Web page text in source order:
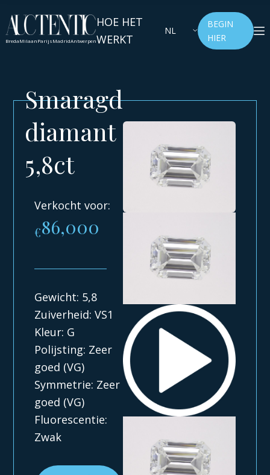
BredaMilaanParijsMadridAntwerpen
HOE HET
WERKT
NL
BEGIN
HIER
Smaragd
diamant
5,8ct
Verkocht voor:
€86,000
Gewicht: 5,8
Zuiverheid: VS1
Kleur: G
Polijsting: Zeer
goed (VG)
Symmetrie: Zeer
goed (VG)
Fluorescentie:
Zwak